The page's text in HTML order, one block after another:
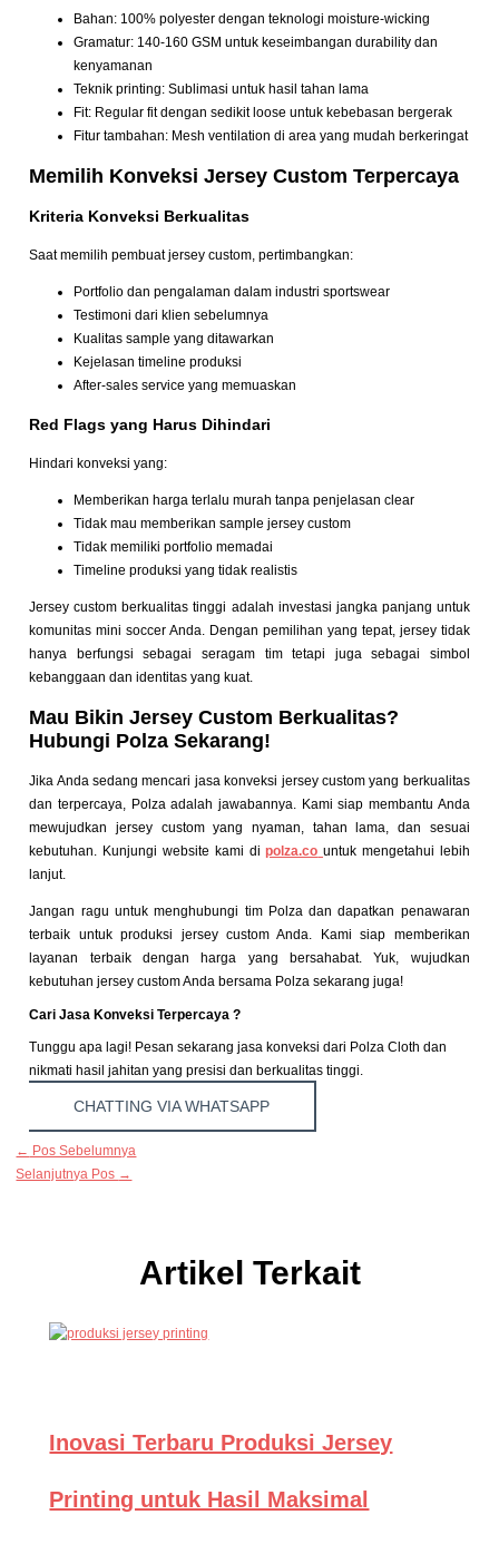
Bahan: 100% polyester dengan teknologi moisture-wicking
Gramatur: 140-160 GSM untuk keseimbangan durability dan
kenyamanan
Teknik printing: Sublimasi untuk hasil tahan lama
Fit: Regular fit dengan sedikit loose untuk kebebasan bergerak
Fitur tambahan: Mesh ventilation di area yang mudah berkeringat
Memilih Konveksi Jersey Custom Terpercaya
Kriteria Konveksi Berkualitas
Saat memilih pembuat jersey custom, pertimbangkan:
Portfolio dan pengalaman dalam industri sportswear
Testimoni dari klien sebelumnya
Kualitas sample yang ditawarkan
Kejelasan timeline produksi
After-sales service yang memuaskan
Red Flags yang Harus Dihindari
Hindari konveksi yang:
Memberikan harga terlalu murah tanpa penjelasan clear
Tidak mau memberikan sample jersey custom
Tidak memiliki portfolio memadai
Timeline produksi yang tidak realistis
Jersey custom berkualitas tinggi adalah investasi jangka panjang untuk
komunitas mini soccer Anda. Dengan pemilihan yang tepat, jersey tidak
hanya berfungsi sebagai seragam tim tetapi juga sebagai simbol
kebanggaan dan identitas yang kuat.
Mau Bikin Jersey Custom Berkualitas?
Hubungi Polza Sekarang!
Jika Anda sedang mencari jasa konveksi jersey custom yang berkualitas
dan terpercaya, Polza adalah jawabannya. Kami siap membantu Anda
mewujudkan jersey custom yang nyaman, tahan lama, dan sesuai
kebutuhan. Kunjungi website kami dipolza.co untuk mengetahui lebih
lanjut.
Jangan ragu untuk menghubungi tim Polza dan dapatkan penawaran
terbaik untuk produksi jersey custom Anda. Kami siap memberikan
layanan terbaik dengan harga yang bersahabat. Yuk, wujudkan
kebutuhan jersey custom Anda bersama Polza sekarang juga!
Cari Jasa Konveksi Terpercaya ?
Tunggu apa lagi! Pesan sekarang jasa konveksi dari Polza Cloth dan
nikmati hasil jahitan yang presisi dan berkualitas tinggi.
CHATTING VIA WHATSAPP
← Pos Sebelumnya
Selanjutnya Pos →
Artikel Terkait
Inovasi Terbaru Produksi Jersey
Printing untuk Hasil Maksimal